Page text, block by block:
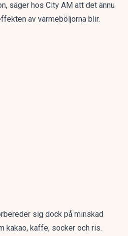
säger hos City AM att det ännu
av värmeböljorna blir.
sig dock på minskad
kakao, kaffe, socker och ris.